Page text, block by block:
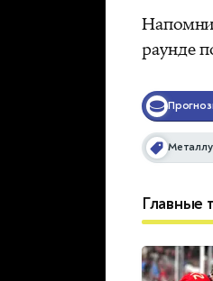
раунде
Главные